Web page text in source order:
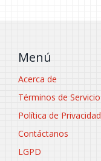
Menú
Acerca de
Términos de Servicio
Política de Privacidad
Contáctanos
LGPD